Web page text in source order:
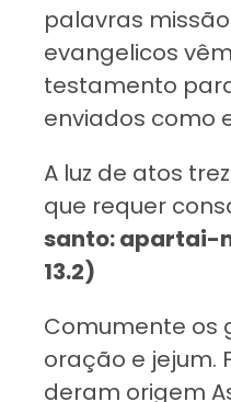
palavras
evangelicos
testamento
enviados como
A luz de atos
que requer
santo: apartai-
13.2)
Comumente os
oração e jejum.
deram origem